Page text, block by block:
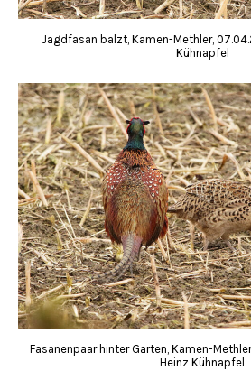
Jagdfasan balzt, Kamen-Methler,
Kühnapfel
Fasanenpaar hinter Garten, Kamen-
Heinz Kühnapfel